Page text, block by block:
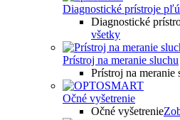
Diagnostické prístroje
Diagnostické
všetky
Prístroj na meranie sluchu
Prístroj na meranie
Očné vyšetrenie
Očné vyšetrenie